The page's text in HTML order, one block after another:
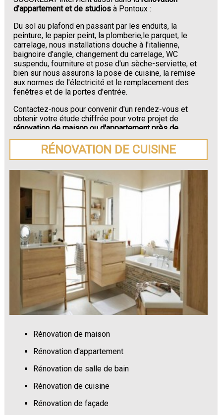
d'appartement et de studios à Pontoux :
Du sol au plafond en passant par les enduits, la
peinture, le papier peint, la plomberie,le parquet, le
carrelage, nous installations douche à l'italienne,
baignoire d'angle, changement du carrelage, WC
suspendu, fourniture et pose d'un sèche-serviette, et
bien sur nous assurons la pose de cuisine, la remise
aux normes de l'électricité et le remplacement des
fenêtres et de la portes d'entrée.
Contactez-nous pour convenir d'un rendez-vous et
obtenir votre étude chiffrée pour votre projet de
rénovation de maison ou d'appartement près de
Pontoux.
RÉNOVATION DE CUISINE
Rénovation de maison
Rénovation d'appartement
Rénovation de salle de bain
Rénovation de cuisine
Rénovation de façade